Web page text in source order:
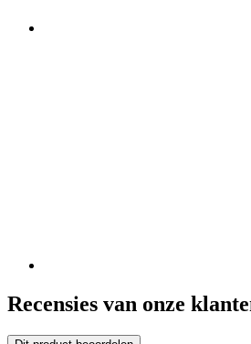
Recensies van onze